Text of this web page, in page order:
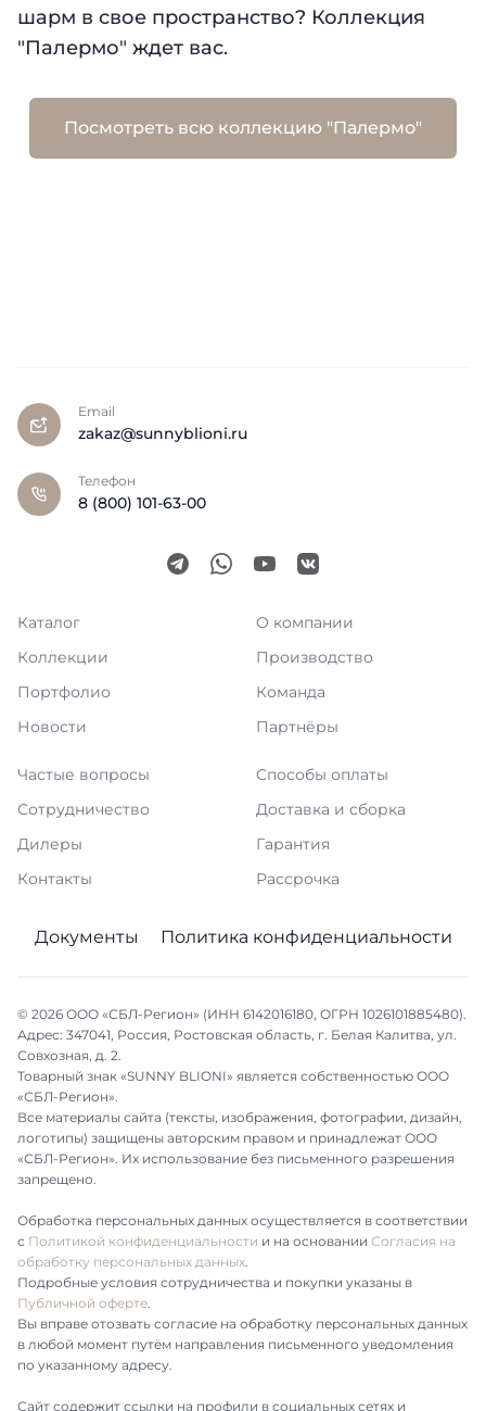
шарм в свое пространство? Коллекция
"Палермо" ждет вас.
Посмотреть всю коллекцию "Палермо"
Email
zakaz@sunnyblioni.ru
Телефон
8 (800) 101-63-00
Каталог
Коллекции
Портфолио
Новости
О компании
Производство
Команда
Партнёры
Частые вопросы
Сотрудничество
Дилеры
Контакты
Способы оплаты
Доставка и сборка
Гарантия
Рассрочка
Документы Политика конфиденциальности
© 2026 ООО «СБЛ-Регион» (ИНН 6142016180, ОГРН 1026101885480).
Адрес: 347041, Россия, Ростовская область, г. Белая Калитва, ул.
Совхозная, д. 2.
Товарный знак «SUNNY BLIONI» является собственностью ООО
«СБЛ-Регион».
Все материалы сайта (тексты, изображения, фотографии, дизайн,
логотипы) защищены авторским правом и принадлежат ООО
«СБЛ-Регион». Их использование без письменного разрешения
запрещено.
Обработка персональных данных осуществляется в соответствии
с Политикой конфиденциальности и на основании Согласия на
обработку персональных данных.
Подробные условия сотрудничества и покупки указаны в
Публичной оферте.
Вы вправе отозвать согласие на обработку персональных данных
в любой момент путём направления письменного уведомления
по указанному адресу.
Сайт содержит ссылки на профили в социальных сетях и